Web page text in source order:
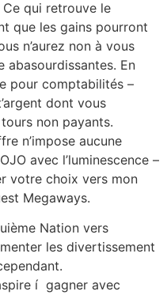
qui retrouve le
que les gains pourront
n’aurez non à vous
abasourdissantes. En
pour comptabilités –
dont vous
non payants.
n’impose aucune
avec l’luminescence –
votre choix vers mon
Megaways.
Nation vers
les divertissement
í gagner avec